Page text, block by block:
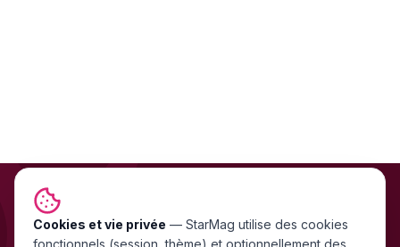
NEWSLETTER GRATUITE
Cookies et vie privée — StarMag utilise des cookies
fonctionnels (session, thème) et optionnellement des